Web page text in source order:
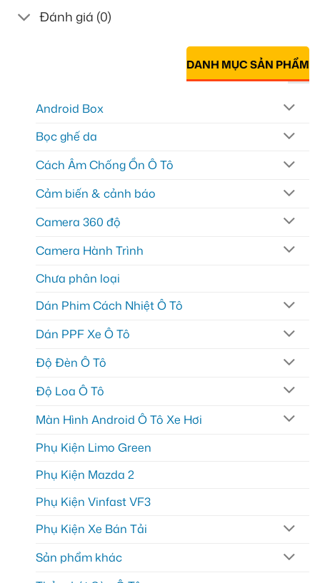
Đánh giá (0)
DANH MỤC SẢN PHẨM
Android Box
Bọc ghế da
Cách Âm Chống Ồn Ô Tô
Cảm biến & cảnh báo
Camera 360 độ
Camera Hành Trình
Chưa phân loại
Dán Phim Cách Nhiệt Ô Tô
Dán PPF Xe Ô Tô
Độ Đèn Ô Tô
Độ Loa Ô Tô
Màn Hình Android Ô Tô Xe Hơi
Phụ Kiện Limo Green
Phụ Kiện Mazda 2
Phụ Kiện Vinfast VF3
Phụ Kiện Xe Bán Tải
Sản phẩm khác